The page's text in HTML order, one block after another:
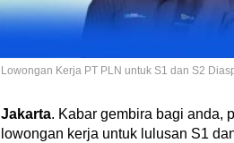
Lowongan Kerja PT PLN untuk S1 dan S2
Jakarta. Kabar gembira bagi anda,
lowongan kerja untuk lulusan S1